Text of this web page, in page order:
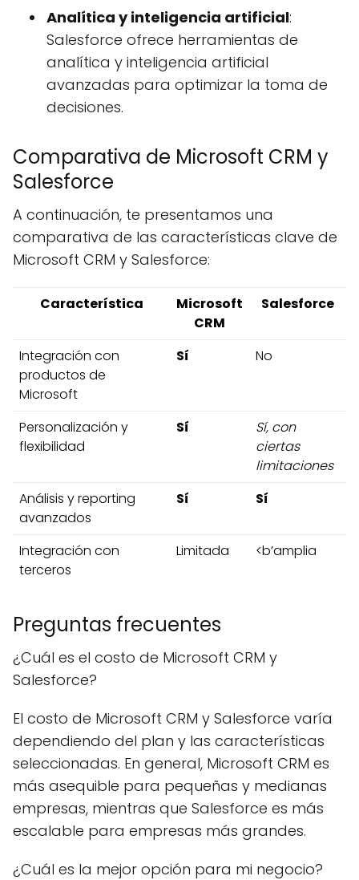
Analítica y inteligencia artificial:
Salesforce ofrece herramientas de
analítica y inteligencia artificial
avanzadas para optimizar la toma de
decisiones.
Comparativa de Microsoft CRM y
Salesforce
A continuación, te presentamos una
comparativa de las características clave de
Microsoft CRM y Salesforce:
Característica
Microsoft
CRM
Salesforce
Integración con
productos de
Microsoft
Sí No
Personalización y
flexibilidad
Sí
Sí, con
ciertas
limitaciones
Análisis y reporting
avanzados
Sí Sí
Integración con
terceros
Limitada <b’amplia
Preguntas frecuentes
¿Cuál es el costo de Microsoft CRM y
Salesforce?
El costo de Microsoft CRM y Salesforce varía
dependiendo del plan y las características
seleccionadas. En general, Microsoft CRM es
más asequible para pequeñas y medianas
empresas, mientras que Salesforce es más
escalable para empresas más grandes.
¿Cuál es la mejor opción para mi negocio?